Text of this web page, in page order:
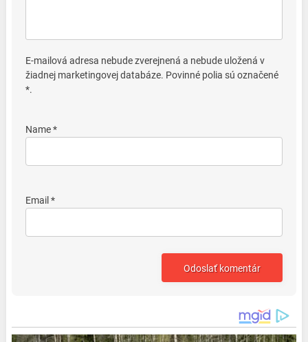
E-mailová adresa nebude zverejnená a nebude uložená v
žiadnej marketingovej databáze. Povinné polia sú označené
*.
Name *
Email *